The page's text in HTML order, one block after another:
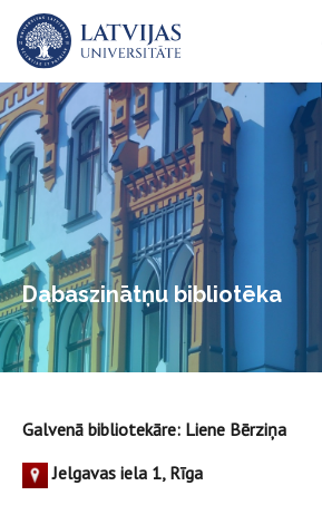
Dabaszinātņu bibliotēka
Galvenā bibliotekāre: Liene Bērziņa
Jelgavas iela 1, Rīga